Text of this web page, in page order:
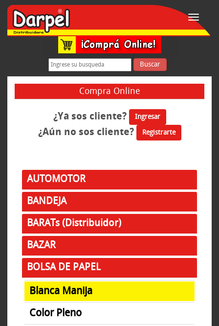
Toggle
Buscar
Compra Online
¿Ya sos cliente? Ingresar
¿Aún no sos cliente? Registrarte
AUTOMOTOR
BANDEJA
BARATs (Distribuidor)
BAZAR
BOLSA DE PAPEL
Blanca Manija
Color Pleno